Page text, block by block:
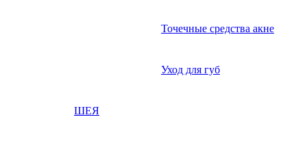
Точечные средства акне
Уход для губ
ШЕЯ